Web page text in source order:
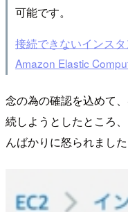
可能です。
接続できないインス
Amazon Elastic
念の為の確認を込めて
続しようとしたところ
んばかりに怒られました